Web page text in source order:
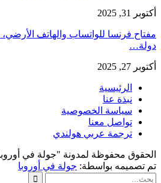
أكتوبر 31, 2025
مفتاح فرنسا للواتساب والهاتف
دولة…
أكتوبر 27, 2025
الرئيسية
نبذة عنا
سياسة الخصوصية
تواصل معنا
ترجمة عربي هولندي
الحقوق محفوظة لمدونة "جولة في
تم تصميمه بواسطة: جولة في أوروبا